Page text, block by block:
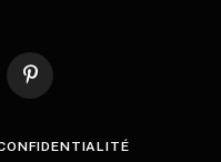
Pinterest